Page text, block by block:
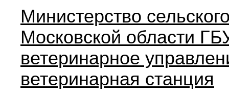
Министерство
Московской области
ветеринарное
ветеринарная станция